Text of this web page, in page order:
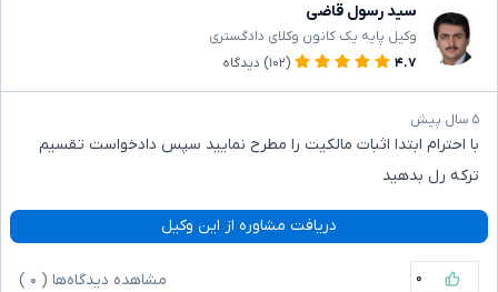
سید رسول قاضی
وکیل پایه یک کانون وکلای دادگستری
۴.۷
(۱۰۲) دیدگاه
۵ سال پیش
با احترام ابتدا اثبات مالکیت را مطرح نمایید سپس دادخواست تقسیم
ترکه رل بدهید
دریافت مشاوره از این وکیل
۰ مشاهده دیدگاه‌ها ( ۰